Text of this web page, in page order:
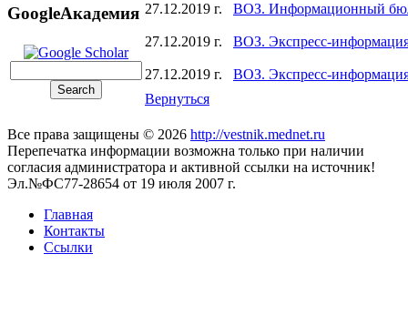
GoogleАкадемия 27.12.2019 г. ВОЗ. Информационный
27.12.2019 г. ВОЗ. Экспресс-
27.12.2019 г.
ВОЗ. Экспресс-
Вернуться
Все права защищены © 2026 http://vestnik.mednet.ru
Перепечатка информации возможна только при наличии
согласия администратора и активной ссылки на источник!
Эл.№ФС77-28654 от 19 июля 2007 г.
Главная
Контакты
Ссылки